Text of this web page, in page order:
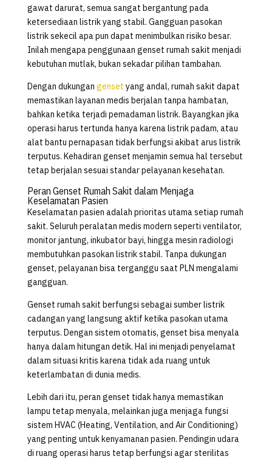
gawat darurat, semua sangat bergantung pada
ketersediaan listrik yang stabil. Gangguan pasokan
listrik sekecil apa pun dapat menimbulkan risiko besar.
Inilah mengapa penggunaan genset rumah sakit menjadi
kebutuhan mutlak, bukan sekadar pilihan tambahan.
Dengan dukungan genset yang andal, rumah sakit dapat
memastikan layanan medis berjalan tanpa hambatan,
bahkan ketika terjadi pemadaman listrik. Bayangkan jika
operasi harus tertunda hanya karena listrik padam, atau
alat bantu pernapasan tidak berfungsi akibat arus listrik
terputus. Kehadiran genset menjamin semua hal tersebut
tetap berjalan sesuai standar pelayanan kesehatan.
Peran Genset Rumah Sakit dalam Menjaga
Keselamatan Pasien
Keselamatan pasien adalah prioritas utama setiap rumah
sakit. Seluruh peralatan medis modern seperti ventilator,
monitor jantung, inkubator bayi, hingga mesin radiologi
membutuhkan pasokan listrik stabil. Tanpa dukungan
genset, pelayanan bisa terganggu saat PLN mengalami
gangguan.
Genset rumah sakit berfungsi sebagai sumber listrik
cadangan yang langsung aktif ketika pasokan utama
terputus. Dengan sistem otomatis, genset bisa menyala
hanya dalam hitungan detik. Hal ini menjadi penyelamat
dalam situasi kritis karena tidak ada ruang untuk
keterlambatan di dunia medis.
Lebih dari itu, peran genset tidak hanya memastikan
lampu tetap menyala, melainkan juga menjaga fungsi
sistem HVAC (Heating, Ventilation, and Air Conditioning)
yang penting untuk kenyamanan pasien. Pendingin udara
di ruang operasi harus tetap berfungsi agar sterilitas